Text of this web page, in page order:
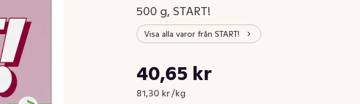
500 g, START!
Visa alla varor från START!
Nuvarande pris är: 40,65 kr
40,65 kr
81,30 kr /kg
Styckpris: 81,30 kr /kg